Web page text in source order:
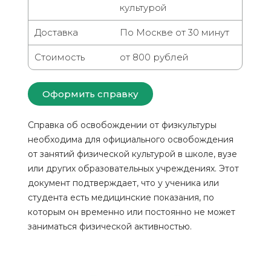
культурой
Доставка По Москве от 30 минут
Стоимость от 800 рублей
Оформить справку
Справка об освобождении от физкультуры
необходима для официального освобождения
от занятий физической культурой в школе, вузе
или других образовательных учреждениях. Этот
документ подтверждает, что у ученика или
студента есть медицинские показания, по
которым он временно или постоянно не может
заниматься физической активностью.